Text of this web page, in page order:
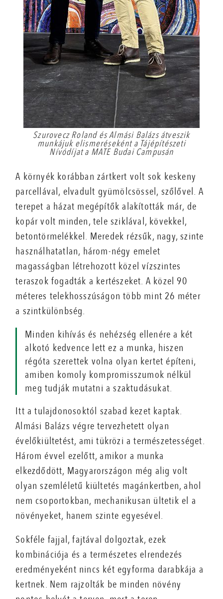
Szurovecz Roland és Almási Balázs átveszik
munkájuk elismeréseként a Tájépítészeti
Nívódíjat a MATE Budai Campusán
A környék korábban zártkert volt sok keskeny
parcellával, elvadult gyümölcsössel, szőlővel. A
terepet a házat megépítők alakították már, de
kopár volt minden, tele sziklával, kövekkel,
betontörmelékkel. Meredek rézsűk, nagy, szinte
használhatatlan, három-négy emelet
magasságban létrehozott közel vízszintes
teraszok fogadták a kertészeket. A közel 90
méteres telekhosszúságon több mint 26 méter
a szintkülönbség.
Minden kihívás és nehézség ellenére a két
alkotó kedvence lett ez a munka, hiszen
régóta szerettek volna olyan kertet építeni,
amiben komoly kompromisszumok nélkül
meg tudják mutatni a szaktudásukat.
Itt a tulajdonosoktól szabad kezet kaptak.
Almási Balázs végre tervezhetett olyan
évelőkiültetést, ami tükrözi a természetességet.
Három évvel ezelőtt, amikor a munka
elkezdődött, Magyarországon még alig volt
olyan szemléletű kiültetés magánkertben, ahol
nem csoportokban, mechanikusan ültetik el a
növényeket, hanem szinte egyesével.
Sokféle fajjal, fajtával dolgoztak, ezek
kombinációja és a természetes elrendezés
eredményeként nincs két egyforma darabkája a
kertnek. Nem rajzolták be minden növény